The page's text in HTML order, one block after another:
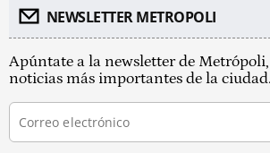
NEWSLETTER METROPOLI
Apúntate a la newsletter de
noticias más importantes de la ciudad.